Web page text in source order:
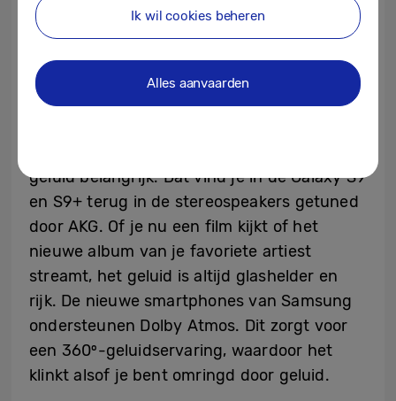
Entertainment in perfect beeld en dito
geluid
geluid belangrijk. Dat vind je in de Galaxy S9
en S9+ terug in de stereospeakers getuned
door AKG. Of je nu een film kijkt of het
nieuwe album van je favoriete artiest
streamt, het geluid is altijd glashelder en
rijk. De nieuwe smartphones van Samsung
ondersteunen Dolby Atmos. Dit zorgt voor
een 360⁰-geluidservaring, waardoor het
klinkt alsof je bent omringd door geluid.
Ik wil cookies beheren
Alles aanvaarden